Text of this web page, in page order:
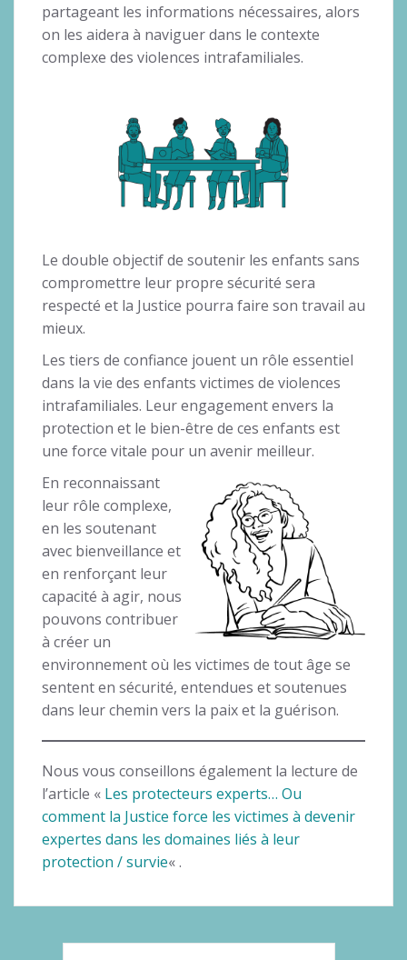
partageant les informations nécessaires, alors
on les aidera à naviguer dans le contexte
complexe des violences intrafamiliales.
Le double objectif de soutenir les enfants sans
compromettre leur propre sécurité sera
respecté et la Justice pourra faire son travail au
mieux.
Les tiers de confiance jouent un rôle essentiel
dans la vie des enfants victimes de violences
intrafamiliales. Leur engagement envers la
protection et le bien-être de ces enfants est
une force vitale pour un avenir meilleur.
En reconnaissant
leur rôle complexe,
en les soutenant
avec bienveillance et
en renforçant leur
capacité à agir, nous
pouvons contribuer
à créer un
environnement où les victimes de tout âge se
sentent en sécurité, entendues et soutenues
dans leur chemin vers la paix et la guérison.
Nous vous conseillons également la lecture de
l’article « Les protecteurs experts… Ou
comment la Justice force les victimes à devenir
expertes dans les domaines liés à leur
protection / survie« .